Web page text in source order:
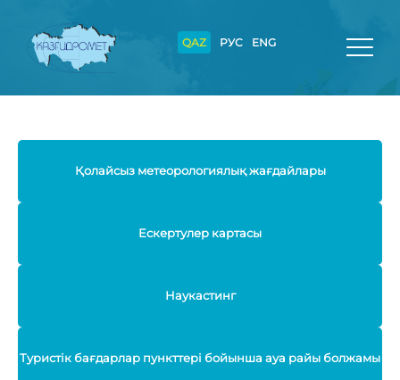
QAZ РУС ENG
Қолайсыз метеорологиялық жағдайлары
Ескертулер картасы
Наукастинг
Туристік бағдарлар пункттері бойынша ауа райы болжамы